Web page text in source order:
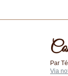
Par
Via